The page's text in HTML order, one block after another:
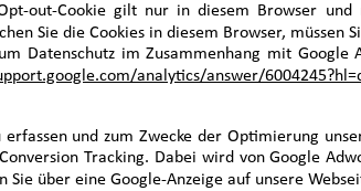
out-Cookie gilt nur in diesem Browser
Sie die Cookies in diesem Browser, müssen
Datenschutz im Zusammenhang mit Google
analytics/answer/
und zum Zwecke der Optimierung
Tracking. Dabei wird von Google
über eine Google-Anzeige auf unsere